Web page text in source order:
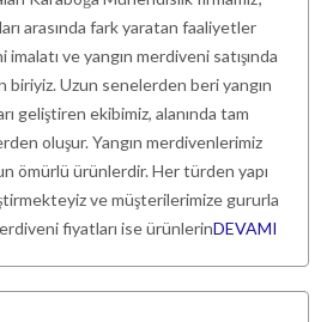
arasında fark yaratan faaliyetler
imalatı ve yangın merdiveni satışında
Uzun senelerden beri yangın
geliştiren ekibimiz, alanında tam
oluşur. Yangın merdivenlerimiz
ömürlü ürünlerdir. Her türden yapı
ve müşterilerimize gururla
fiyatları ise ürünlerinDEVAMI